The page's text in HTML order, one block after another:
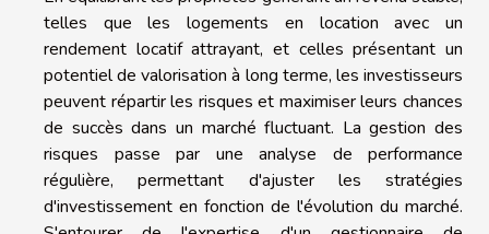
telles que les logements en location avec un
rendement locatif attrayant, et celles présentant un
potentiel de valorisation à long terme, les investisseurs
peuvent répartir les risques et maximiser leurs chances
de succès dans un marché fluctuant. La gestion des
risques passe par une analyse de performance
régulière, permettant d'ajuster les stratégies
d'investissement en fonction de l'évolution du marché.